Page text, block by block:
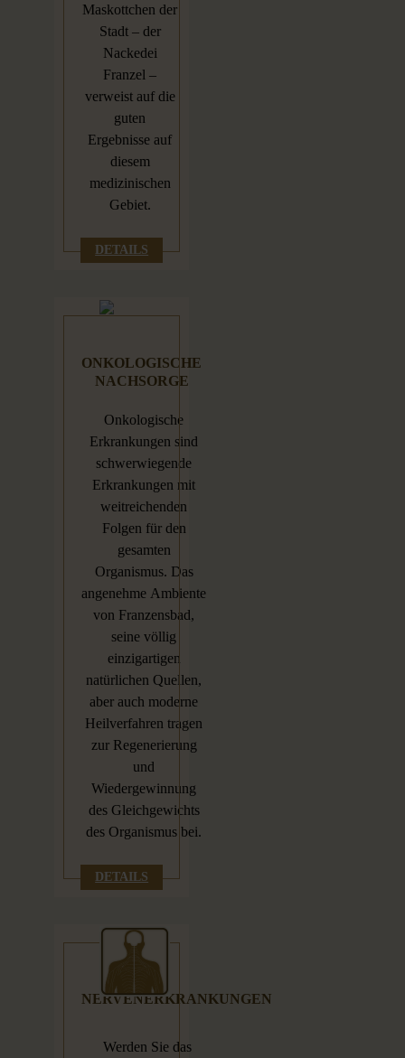
Maskottchen der
Stadt – der
Nackedei
Franzel –
verweist auf die
guten
Ergebnisse auf
diesem
medizinischen
Gebiet.
DETAILS
ONKOLOGISCHE
NACHSORGE
Onkologische
Erkrankungen sind
schwerwiegende
Erkrankungen mit
weitreichenden
Folgen für den
gesamten
Organismus. Das
angenehme Ambiente
von Franzensbad,
seine völlig
einzigartigen
natürlichen Quellen,
aber auch moderne
Heilverfahren tragen
zur Regenerierung
und
Wiedergewinnung
des Gleichgewichts
des Organismus bei.
DETAILS
NERVENERKRANKUNGEN
Werden Sie das